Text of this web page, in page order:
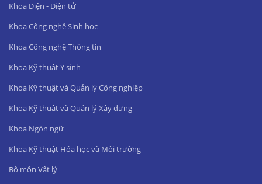
Khoa Điện - Điện tử
Khoa Công nghệ Sinh học
Khoa Công nghệ Thông tin
Khoa Kỹ thuật Y sinh
Khoa Kỹ thuật và Quản lý Công nghiệp
Khoa Kỹ thuật và Quản lý Xây dựng
Khoa Ngôn ngữ
Khoa Kỹ thuật Hóa học và Môi trường
Bộ môn Vật lý